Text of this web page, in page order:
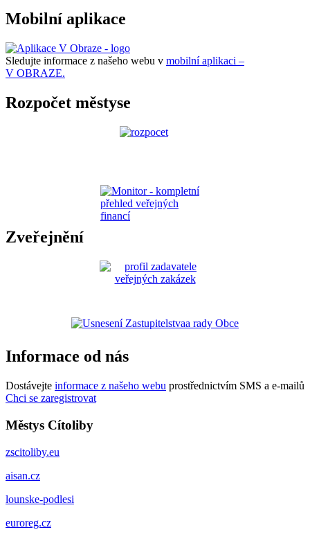
Mobilní aplikace
Sledujte informace z našeho webu v mobilní aplikaci –
V OBRAZE.
Rozpočet městyse
Zveřejnění
Informace od nás
Dostávejte informace z našeho webu prostřednictvím SMS a e-mailů
Chci se zaregistrovat
Městys Cítoliby
zscitoliby.eu
aisan.cz
lounske-podlesi
euroreg.cz